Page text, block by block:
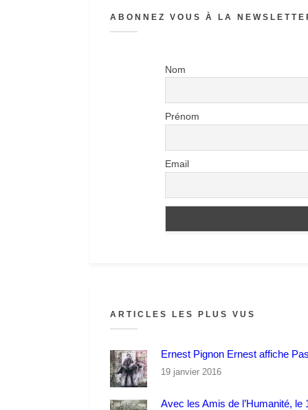
ABONNEZ VOUS À LA
Nom
Prénom
Email
ARTICLES LES PLUS VUS
Ernest Pignon Ernest affiche
19 janvier 2016
Avec les Amis de l’Humanité, le